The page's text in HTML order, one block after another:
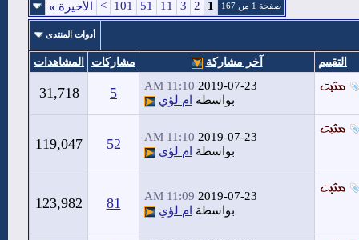
صفحة 1 من 167 1
2
3
11
51
101
> الأخيرة »
أدوات المنتدى
التقييم آخر مشاركة مشاركات المشاهدات
2019-07-23
11:10 AM
بواسطة ام لؤي 5
31,718
2019-07-23
11:10 AM
بواسطة ام لؤي 52
119,047
2019-07-23
11:09 AM
بواسطة ام لؤي 81
123,982